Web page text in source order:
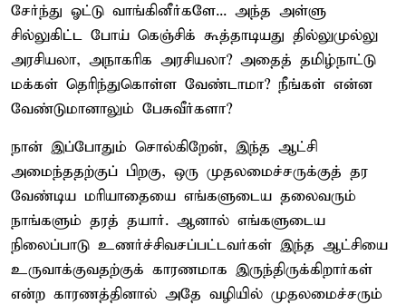
சேர்ந்து ஓட்டு வாங்கினீர்களே... அந்த அள்ளு
சில்லுகிட்ட போய் கெஞ்சிக் கூத்தாடியது தில்லுமுல்லு
அரசியலா, அநாகரிக அரசியலா? அதைத் தமிழ்நாட்டு
மக்கள் தெரிந்துகொள்ள வேண்டாமா? நீங்கள் என்ன
வேண்டுமானாலும் பேசுவீர்களா?
நான் இப்போதும் சொல்கிறேன், இந்த ஆட்சி
அமைந்ததற்குப் பிறகு, ஒரு முதலமைச்சருக்குத் தர
வேண்டிய மரியாதையை எங்களுடைய தலைவரும்
நாங்களும் தரத் தயார். ஆனால் எங்களுடைய
நிலைப்பாடு உணர்ச்சிவசப்பட்டவர்கள் இந்த ஆட்சியை
உருவாக்குவதற்குக் காரணமாக இருந்திருக்கிறார்கள்
என்ற காரணத்தினால் அதே வழியில் முதலமைச்சரும்